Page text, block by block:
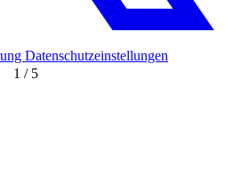
1 / 5
Datenschutzeinstellungen